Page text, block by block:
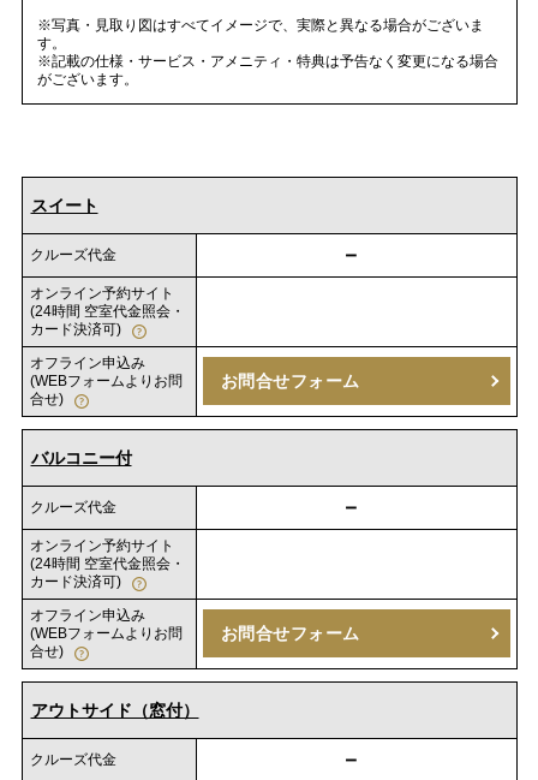
※写真・見取り図はすべてイメージで、実際と異なる場合がございま
す。
※記載の仕様・サービス・アメニティ・特典は予告なく変更になる場合
がございます。
スイート
クルーズ代金 －
オンライン予約サイト
(24時間 空室代金照会・
カード決済可)
オフライン申込み
(WEBフォームよりお問
合せ)
お問合せフォーム
バルコニー付
クルーズ代金 －
オンライン予約サイト
(24時間 空室代金照会・
カード決済可)
オフライン申込み
(WEBフォームよりお問
合せ)
お問合せフォーム
アウトサイド（窓付）
クルーズ代金 －